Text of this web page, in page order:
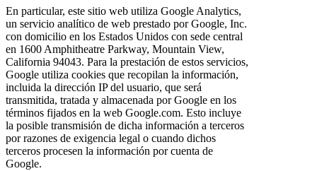
En particular, este sitio web utiliza Google Analytics,
un servicio analítico de web prestado por Google, Inc.
con domicilio en los Estados Unidos con sede central
en 1600 Amphitheatre Parkway, Mountain View,
California 94043. Para la prestación de estos servicios,
Google utiliza cookies que recopilan la información,
incluida la dirección IP del usuario, que será
transmitida, tratada y almacenada por Google en los
términos fijados en la web Google.com. Esto incluye
la posible transmisión de dicha información a terceros
por razones de exigencia legal o cuando dichos
terceros procesen la información por cuenta de
Google.